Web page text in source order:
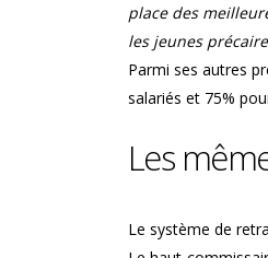
place des
les jeunes
Parmi ses autres
salariés et 75%
Les
Le système de